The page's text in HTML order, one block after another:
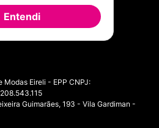
Eireli - EPP CNPJ:
Guimarães, 193 - Vila Gardiman -
Entendi